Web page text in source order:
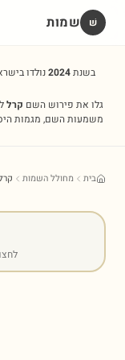
שׁ שמות
בשנת2024נולדו
גלו את פירוש השם קרל
משמעות השם, מגמות
בית מחולל השמות